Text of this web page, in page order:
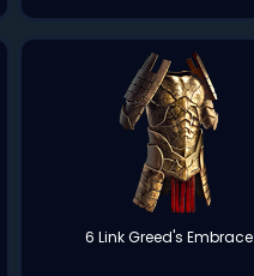
6 Link Greed's Embrace